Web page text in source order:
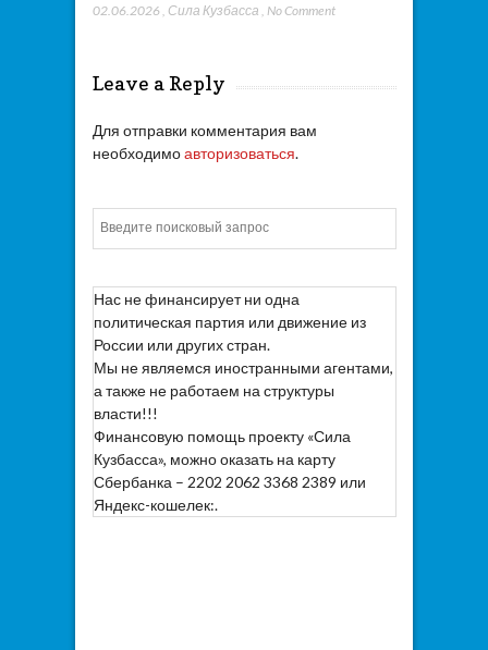
02.06.2026 Сила Кузбасса No Comment
Leave a Reply
Для отправки комментария вам
необходимоавторизоваться.
Нас не финансирует ни одна
политическая партия или движение из
России или других стран.
Мы не являемся иностранными агентами,
а также не работаем на структуры
власти!!!
Финансовую помощь проекту «Сила
Кузбасса», можно оказать на карту
Сбербанка – 2202 2062 3368 2389 или
Яндекс-кошелек:.